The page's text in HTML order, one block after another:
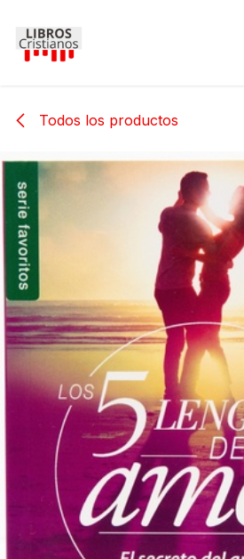
Todos los productos